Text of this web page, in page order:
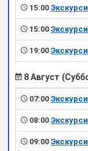
15:00
15:00
19:00
8 Август
07:00
08:00
09:00